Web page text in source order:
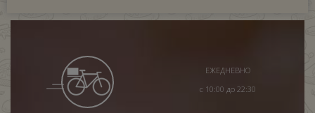
ЕЖЕДНЕВНО
с 10:00 до 22:30